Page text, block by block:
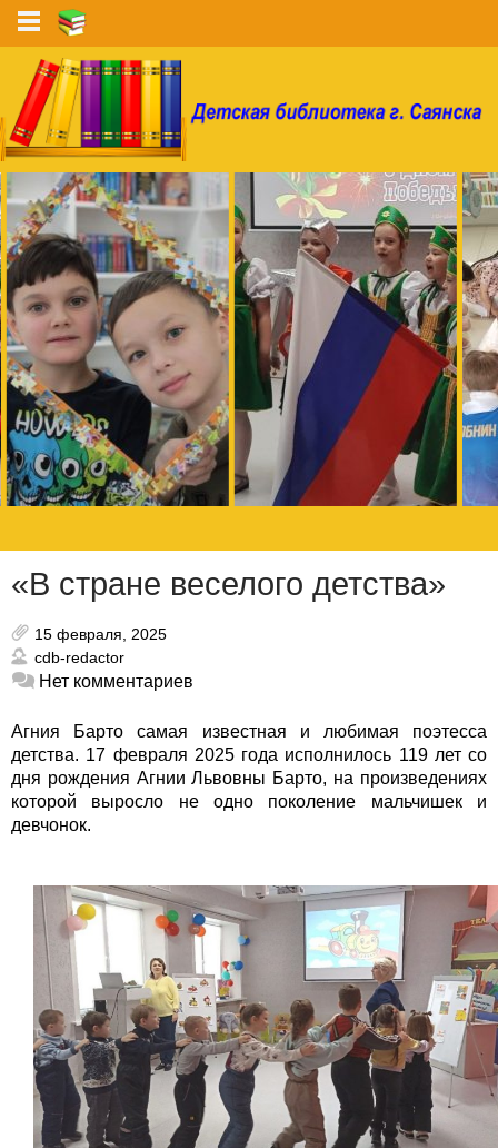
«В стране веселого детства»
15 февраля, 2025
cdb-redactor
Нет комментариев
Агния Барто самая известная и любимая поэтесса
детства. 17 февраля 2025 года исполнилось 119 лет со
дня рождения Агнии Львовны Барто, на произведениях
которой выросло не одно поколение мальчишек и
девчонок.